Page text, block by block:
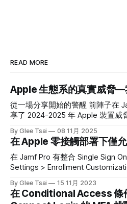
READ MORE
Apple 生態系的真實威脅—
從一場分享開始的警醒 前陣子在 Jamf Nation Live Taipei 分
享了 2024-2025 年 Apple 裝置威
有一種根深蒂固的信心—拿著
位世界的「免死金牌」。說實話，
全設計確實領先業界，這不是誇大
心，我開始想更深入地了解真實情況。 從 Jamf
TAG、Kaspersky）揭露的真實案
點殘酷的事實，也正好對應了同事
By Glee Tsai 08 11月 2025
在 Apple 零接觸部署下僅
在 Jamf Pro 有整合 Single Sign
Settings > Enrollment
不能夠開箱設備。如果以 Entra ID
在下方的欄位即可。 對照到我在 Entra ID 上的群組設置： 至
By Glee Tsai 15 11月 2023
在 Conditional Access 條